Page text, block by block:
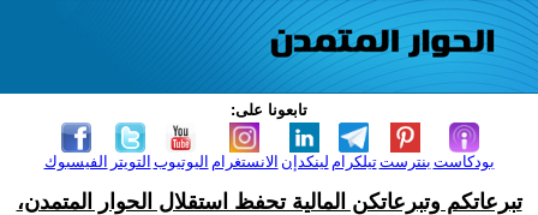
تابعونا على:
الفيسبوك التويتر اليوتيوب الانستغرام لينكدإن تيلكرامبنترست بودكاست
تبرعاتكم وتبرعاتكن المالية تحفظ استقلال الحوار المتمدن،